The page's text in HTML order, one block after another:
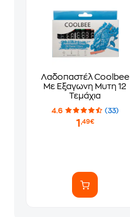
Λαδοπαστέλ Coolbee
Με Εξαγωνη Μυτη 12
Τεμάχια
4.6 (33)
1 ,49€